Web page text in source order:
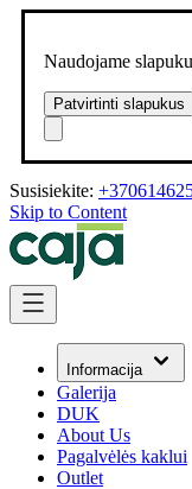
Naudojame
Patvirtinti slapukus
Susisiekite:
Skip to Content
Informacija
Galerija
DUK
About Us
Pagalvėlės kaklui
Outlet